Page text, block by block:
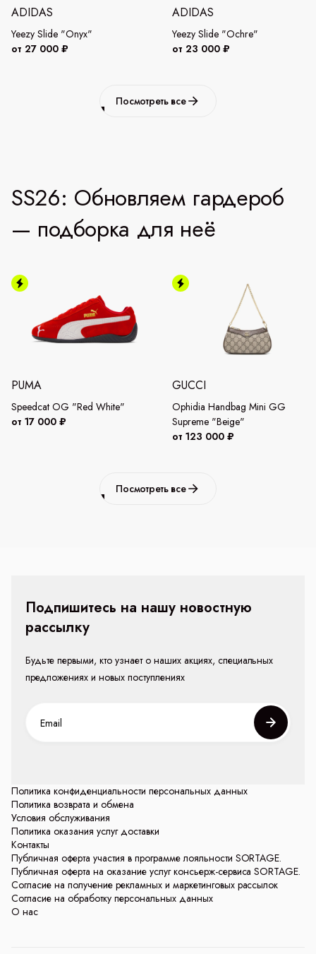
ADIDAS
Yeezy Slide "Onyx"
от 27 000 ₽
ADIDAS
Yeezy Slide "Ochre"
от 23 000 ₽
Посмотреть все
SS26: Обновляем гардероб
— подборка для неё
PUMA
Speedcat OG "Red White"
от 17 000 ₽
GUCCI
Ophidia Handbag Mini GG
Supreme "Beige"
от 123 000 ₽
Посмотреть все
Политика конфиденциальности персональных данных
Политика возврата и обмена
Условия обслуживания
Политика оказания услуг доставки
Контакты
Публичная оферта участия в программе лояльности SORTAGE.
Публичная оферта на оказание услуг консьерж-сервиса SORTAGE.
Согласие на получение рекламных и маркетинговых рассылок
Согласие на обработку персональных данных
О нас
Подпишитесь на нашу новостную
рассылку
Будьте первыми, кто узнает о наших акциях, специальных
предложениях и новых поступлениях